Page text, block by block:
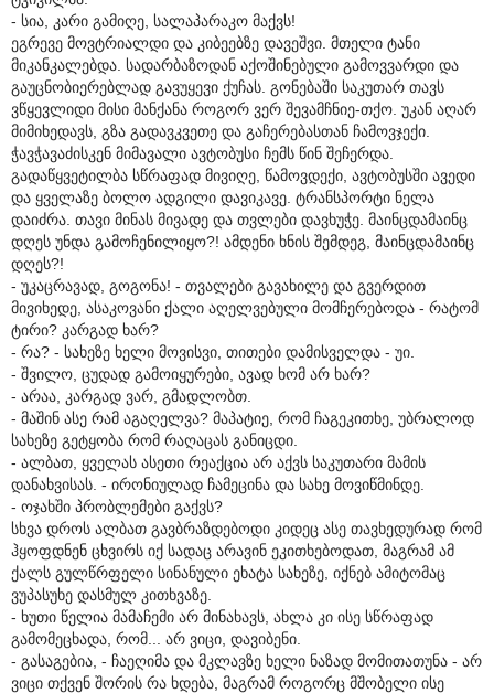
- სია, კარი გამიღე, სალაპარაკო მაქვს!
ეგრევე მოვტრიალდი და კიბეებზე დავეშვი. მთელი ტანი
მიკანკალებდა. სადარბაზოდან აქოშინებული გამოვვარდი და
გაუცნობიერებლად გავუყევი ქუჩას. გონებაში საკუთარ თავს
ვწყევლიდი მისი მანქანა როგორ ვერ შევამჩნიე-თქო. უკან აღარ
მიმიხედავს, გზა გადავკვეთე და გაჩერებასთან ჩამოვჯექი.
ჭავჭავაძისკენ მიმავალი ავტობუსი ჩემს წინ შეჩერდა.
გადაწყვეტილბა სწრაფად მივიღე, წამოვდექი, ავტობუსში ავედი
და ყველაზე ბოლო ადგილი დავიკავე. ტრანსპორტი ნელა
დაიძრა. თავი მინას მივადე და თვლები დავხუჭე. მაინცდამაინც
დღეს უნდა გამოჩენილიყო?! ამდენი ხნის შემდეგ, მაინცდამაინც
დღეს?!
- უკაცრავად, გოგონა! - თვალები გავახილე და გვერდით
მივიხედე, ასაკოვანი ქალი აღელვებული მომჩერებოდა - რატომ
ტირი? კარგად ხარ?
- რა? - სახეზე ხელი მოვისვი, თითები დამისველდა - უი.
- შვილო, ცუდად გამოიყურები, ავად ხომ არ ხარ?
- არაა, კარგად ვარ, გმადლობთ.
- მაშინ ასე რამ აგაღელვა? მაპატიე, რომ ჩაგეკითხე, უბრალოდ
სახეზე გეტყობა რომ რაღაცას განიცდი.
- ალბათ, ყველას ასეთი რეაქცია არ აქვს საკუთარი მამის
დანახვისას. - ირონიულად ჩამეცინა და სახე მოვიწმინდე.
- ოჯახში პრობლემები გაქვს?
სხვა დროს ალბათ გავბრაზდებოდი კიდეც ასე თავხედურად რომ
ჰყოფდნენ ცხვირს იქ სადაც არავინ ეკითხებოდათ, მაგრამ ამ
ქალს გულწრფელი სინანული ეხატა სახეზე, იქნებ ამიტომაც
ვუპასუხე დასმულ კითხვაზე.
- ხუთი წელია მამაჩემი არ მინახავს, ახლა კი ისე სწრაფად
გამომეცხადა, რომ... არ ვიცი, დავიბენი.
- გასაგებია, - ჩაეღიმა და მკლავზე ხელი ნაზად მომითათუნა - არ
ვიცი თქვენ შორის რა ხდება, მაგრამ როგორც მშობელი ისე